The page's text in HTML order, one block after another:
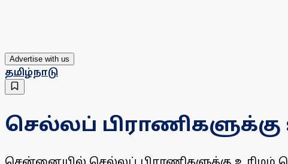
Advertise with us
தமிழ்நாடு
செல்லப்